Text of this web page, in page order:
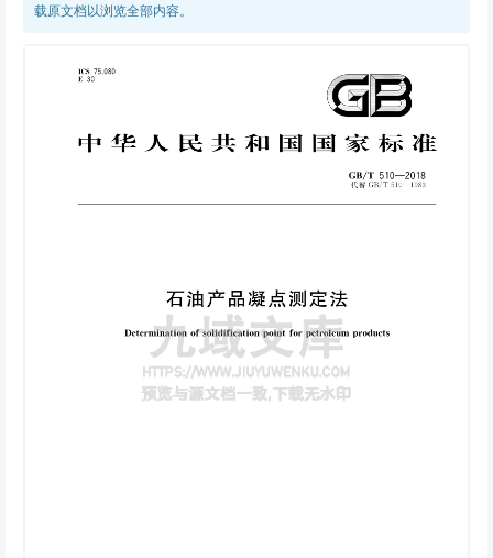
载原文档以浏览全部内容。